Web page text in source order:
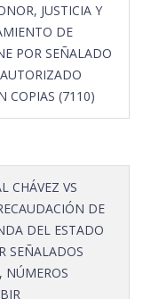
JUSTICIA Y
DE
POR SEÑALADO
COPIAS (7110)
CHÁVEZ VS
DE
DEL ESTADO
SEÑALADOS
NÚMEROS